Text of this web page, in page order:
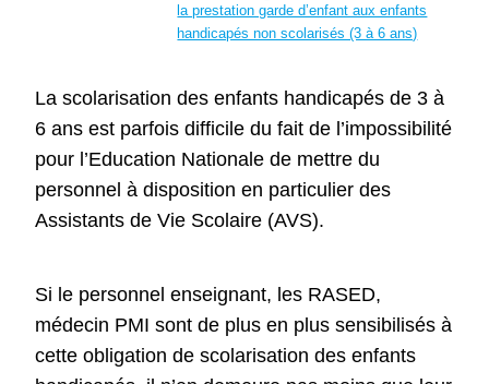
la prestation garde d’enfant aux enfants
handicapés non scolarisés (3 à 6 ans)
La scolarisation des enfants handicapés de 3 à
6 ans est parfois difficile du fait de l’impossibilité
pour l’Education Nationale de mettre du
personnel à disposition en particulier des
Assistants de Vie Scolaire (AVS).
Si le personnel enseignant, les RASED,
médecin PMI sont de plus en plus sensibilisés à
cette obligation de scolarisation des enfants